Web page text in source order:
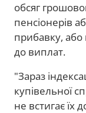
обсяг
пенсіонерів
прибавку,
до виплат.
"Зараз
купівельної
не встигає їх